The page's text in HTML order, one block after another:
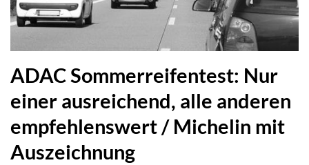
ADAC Sommerreifentest: Nur
einer ausreichend, alle anderen
empfehlenswert / Michelin mit
Auszeichnung